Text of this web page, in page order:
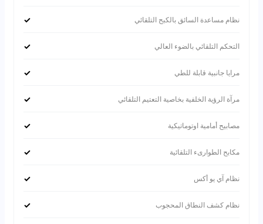
نظام مساعدة السائق بالكبح التلقائي ✓
التحكم التلقائي بالضوء العالي ✓
مرايا جانبية قابلة للطي ✓
مرآة الرؤية الخلفية بخاصية التعتيم التلقائي ✓
مصابيح أمامية اوتوماتيكية ✓
مكابح الطوارىء التلقائية ✓
نظام آي يو أكس ✓
نظام كشف النطاق المحجوب ✓